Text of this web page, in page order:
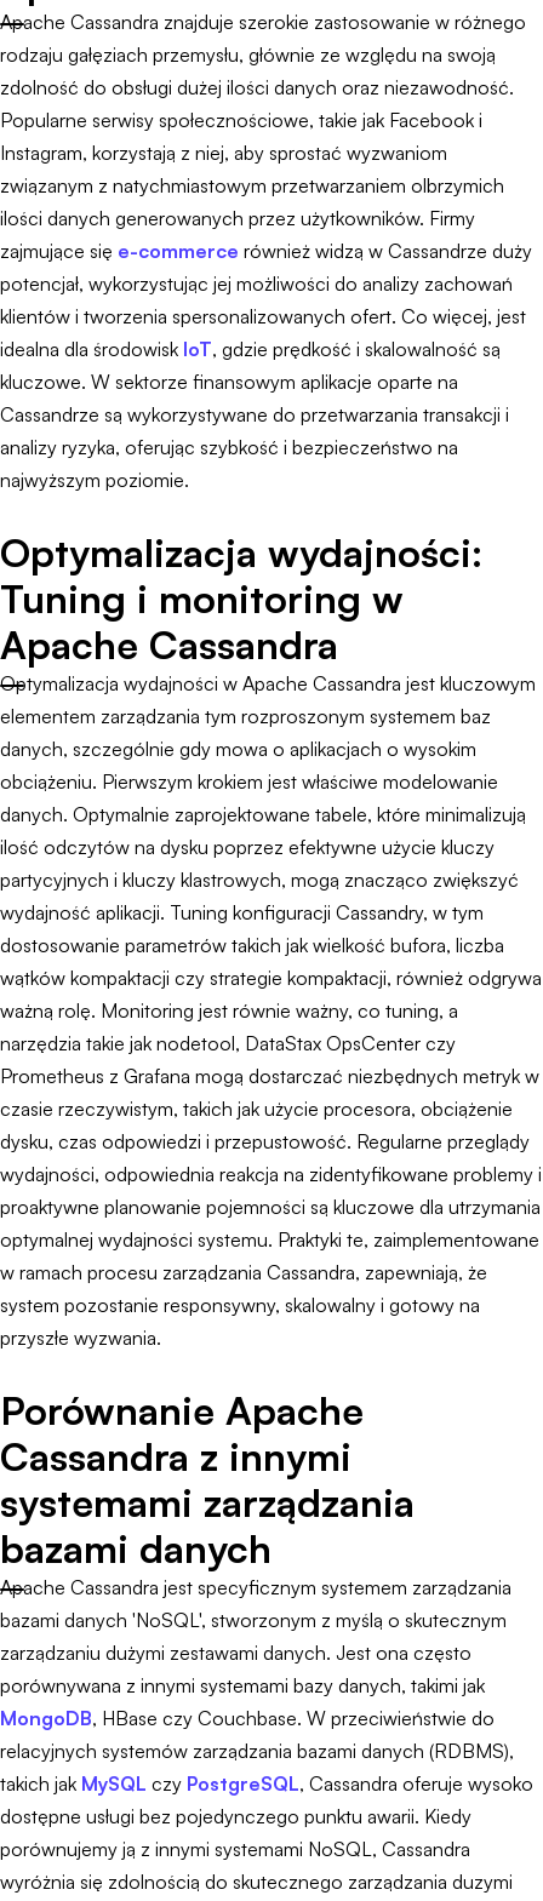
Apache Cassandra znajduje szerokie zastosowanie w różnego
rodzaju gałęziach przemysłu, głównie ze względu na swoją
zdolność do obsługi dużej ilości danych oraz niezawodność.
Popularne serwisy społecznościowe, takie jak Facebook i
Instagram, korzystają z niej, aby sprostać wyzwaniom
związanym z natychmiastowym przetwarzaniem olbrzymich
ilości danych generowanych przez użytkowników. Firmy
zajmujące się e-commerce również widzą w Cassandrze duży
potencjał, wykorzystując jej możliwości do analizy zachowań
klientów i tworzenia spersonalizowanych ofert. Co więcej, jest
idealna dla środowisk IoT, gdzie prędkość i skalowalność są
kluczowe. W sektorze finansowym aplikacje oparte na
Cassandrze są wykorzystywane do przetwarzania transakcji i
analizy ryzyka, oferując szybkość i bezpieczeństwo na
najwyższym poziomie.
Optymalizacja wydajności:
Tuning i monitoring w
Apache Cassandra
Optymalizacja wydajności w Apache Cassandra jest kluczowym
elementem zarządzania tym rozproszonym systemem baz
danych, szczególnie gdy mowa o aplikacjach o wysokim
obciążeniu. Pierwszym krokiem jest właściwe modelowanie
danych. Optymalnie zaprojektowane tabele, które minimalizują
ilość odczytów na dysku poprzez efektywne użycie kluczy
partycyjnych i kluczy klastrowych, mogą znacząco zwiększyć
wydajność aplikacji. Tuning konfiguracji Cassandry, w tym
dostosowanie parametrów takich jak wielkość bufora, liczba
wątków kompaktacji czy strategie kompaktacji, również odgrywa
ważną rolę. Monitoring jest równie ważny, co tuning, a
narzędzia takie jak nodetool, DataStax OpsCenter czy
Prometheus z Grafana mogą dostarczać niezbędnych metryk w
czasie rzeczywistym, takich jak użycie procesora, obciążenie
dysku, czas odpowiedzi i przepustowość. Regularne przeglądy
wydajności, odpowiednia reakcja na zidentyfikowane problemy i
proaktywne planowanie pojemności są kluczowe dla utrzymania
optymalnej wydajności systemu. Praktyki te, zaimplementowane
w ramach procesu zarządzania Cassandra, zapewniają, że
system pozostanie responsywny, skalowalny i gotowy na
przyszłe wyzwania.
Porównanie Apache
Cassandra z innymi
systemami zarządzania
bazami danych
Apache Cassandra jest specyficznym systemem zarządzania
bazami danych 'NoSQL', stworzonym z myślą o skutecznym
zarządzaniu dużymi zestawami danych. Jest ona często
porównywana z innymi systemami bazy danych, takimi jak
MongoDB, HBase czy Couchbase. W przeciwieństwie do
relacyjnych systemów zarządzania bazami danych (RDBMS),
takich jak MySQL czy PostgreSQL, Cassandra oferuje wysoko
dostępne usługi bez pojedynczego punktu awarii. Kiedy
porównujemy ją z innymi systemami NoSQL, Cassandra
wyróżnia się zdolnością do skutecznego zarządzania duzymi